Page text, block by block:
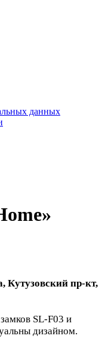
данных
Кутузовский пр-кт,
SL-F03 и
дизайном.